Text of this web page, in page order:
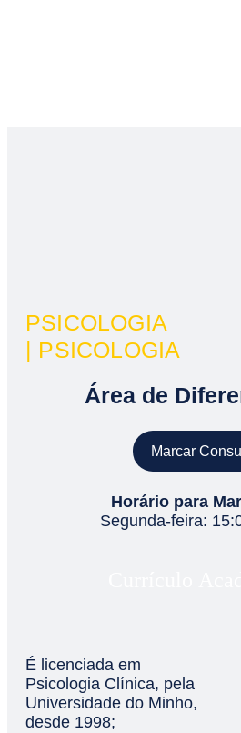
PSICOLOGIA
| PSICOLOGIA
Área de
Marcar
Horário para
Segunda-feira:
É licenciada em
Psicologia Clínica, pela
Universidade do Minho,
desde 1998;